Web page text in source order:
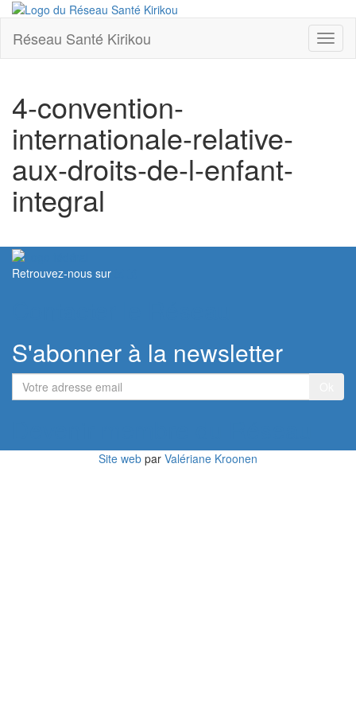
Réseau Santé Kirikou
4-convention-
internationale-relative-
aux-droits-de-l-enfant-
integral
Retrouvez-nous sur
S'abonner à la newsletter
Votre
adresse
Site web par Valériane Kroonen